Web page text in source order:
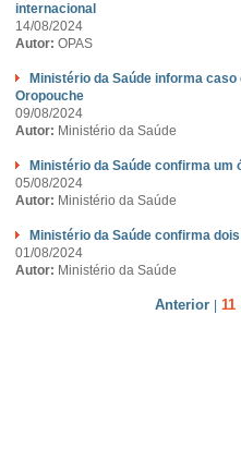
internacional
14/08/2024
Autor: OPAS
Ministério da Saúde informa
Oropouche
09/08/2024
Autor: Ministério da Saúde
Ministério da Saúde confirma um
05/08/2024
Autor: Ministério da Saúde
Ministério da Saúde confirma
01/08/2024
Autor: Ministério da Saúde
Anterior 11